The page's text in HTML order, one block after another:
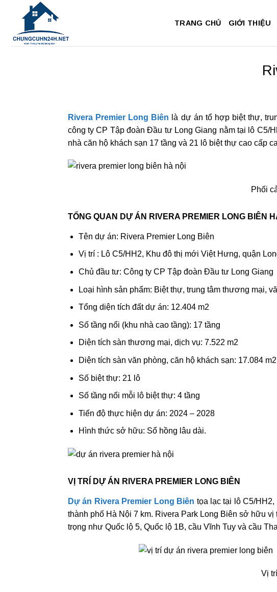
dung
TRANG CHỦ GIỚI THIỆU
Rivera Premier Long Biên là dự án tổ hợp biệt thự,
công ty CP Tập đoàn Đầu tư Long Giang nằm tại lô C5/
nhà căn hộ khách sạn 17 tầng và 21 lô biệt thự cao cấp
Phối
TỔNG QUAN DỰ ÁN RIVERA PREMIER LONG BIÊN
Tên dự án: Rivera Premier Long Biên
Vị trí : Lô C5/HH2, Khu đô thị mới Việt Hưng, quận
Chủ đầu tư: Công ty CP Tập đoàn Đầu tư Long Giang
Loại hình sản phẩm: Biệt thự, trung tâm thương mại,
Tổng diện tích đất dự án: 12.404 m2
Số tầng nổi (khu nhà cao tầng): 17 tầng
Diện tích sàn thương mại, dịch vụ: 7.522 m2
Diện tích sàn văn phòng, căn hộ khách sạn: 17.084 m2
Số biệt thự: 21 lô
Số tầng nổi mỗi lô biệt thự: 4 tầng
Tiến độ thực hiện dự án: 2024 – 2028
Hình thức sở hữu: Sổ hồng lâu dài.
VỊ TRÍ DỰ ÁN RIVERA PREMIER LONG BIÊN
Dự án Rivera Premier Long Biên tọa lạc tại lô C5/
thành phố Hà Nội 7 km. Rivera Park Long Biên sở hữu
trọng như Quốc lộ 5, Quốc lộ 1B, cầu Vĩnh Tuy và cầu
Vị